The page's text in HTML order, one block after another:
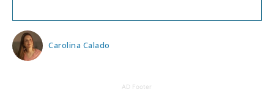
Carolina Calado
AD Footer